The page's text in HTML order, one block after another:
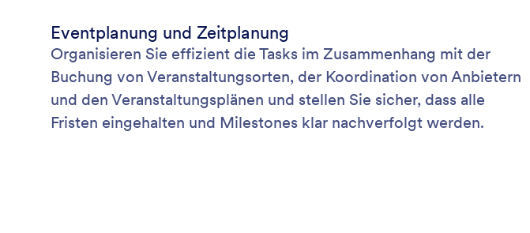
Eventplanung und Zeitplanung
Organisieren Sie effizient die Tasks im Zusammenhang mit der
Buchung von Veranstaltungsorten, der Koordination von Anbietern
und den Veranstaltungsplänen und stellen Sie sicher, dass alle
Fristen eingehalten und Milestones klar nachverfolgt werden.